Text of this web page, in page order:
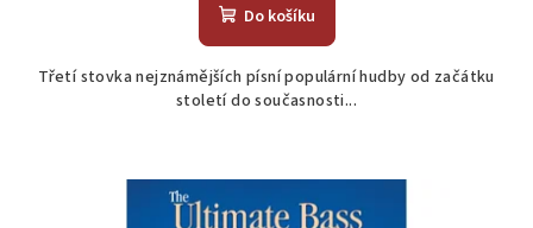
Do košíku
Třetí stovka nejznámějších písní populární hudby od začátku
století do současnosti...